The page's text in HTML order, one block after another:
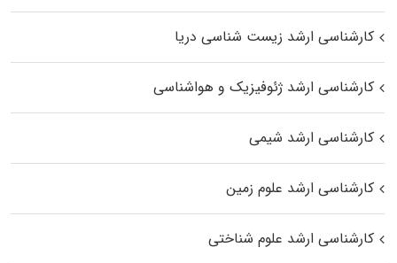
کارشناسی ارشد زیست‌ شناسی دریا
کارشناسی ارشد ژئوفیزیک و هواشناسی
کارشناسی ارشد شیمی
کارشناسی ارشد علوم زمین
کارشناسی ارشد علوم شناختی